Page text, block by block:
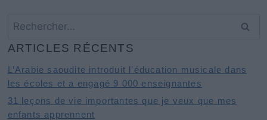
Rechercher :
ARTICLES RÉCENTS
L’Arabie saoudite introduit l’éducation musicale dans
les écoles et a engagé 9 000 enseignantes
31 leçons de vie importantes que je veux que mes
enfants apprennent